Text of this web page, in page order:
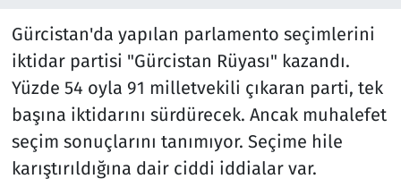
Gürcistan'da yapılan parlamento seçimlerini
iktidar partisi "Gürcistan Rüyası" kazandı.
Yüzde 54 oyla 91 milletvekili çıkaran parti, tek
başına iktidarını sürdürecek. Ancak muhalefet
seçim sonuçlarını tanımıyor. Seçime hile
karıştırıldığına dair ciddi iddialar var.
Televizyon